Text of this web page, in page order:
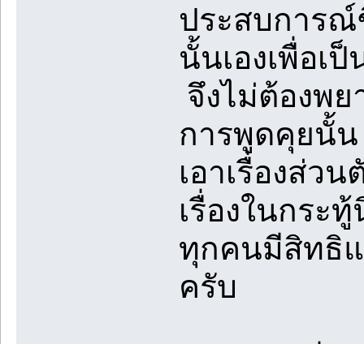
ประสบการณ์
นั้นเองเพื่อเ
จึงไม่ต้องพย
การพูดคุยนั้
เอาเรื่องส่ว
เรื่องในกระ
ทุกคนมีสิทธิ
ครับ